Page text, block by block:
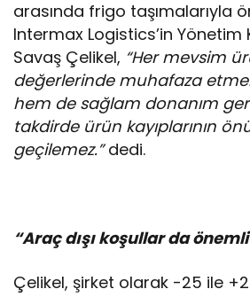
arasında frigo taşımalarıyla
Intermax Logistics’in Yönetim
Savaş Çelikel, “Her mevsim
değerlerinde muhafaza
hem de sağlam donanım
takdirde ürün kayıplarının
geçilemez.”dedi.
“Araç dışı koşullar da
Çelikel, şirket olarak -25 ile